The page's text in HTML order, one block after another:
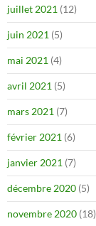
juillet 2021 (12)
juin 2021 (5)
mai 2021 (4)
avril 2021 (5)
mars 2021 (7)
février 2021 (6)
janvier 2021 (7)
décembre 2020 (5)
novembre 2020 (18)